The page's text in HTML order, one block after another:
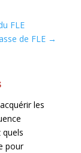
FLE
de FLE →
les
quels
pour